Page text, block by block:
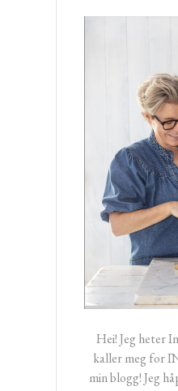
Hei! Jeg heter
kaller meg for
min blogg! Jeg